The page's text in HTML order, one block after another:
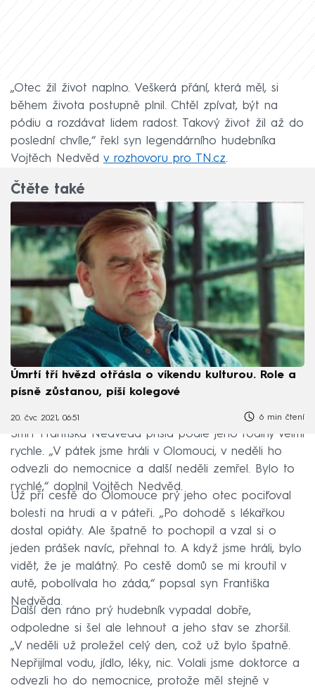
„Otec žil život naplno. Veškerá přání, která měl, si
během života postupně plnil. Chtěl zpívat, být na
pódiu a rozdávat lidem radost. Takový život žil až do
poslední chvíle,“ řekl syn legendárního hudebníka
Vojtěch Nedvěd v rozhovoru pro TN.cz.
Čtěte také
Úmrtí tří hvězd otřásla o víkendu kulturou. Role a
písně zůstanou, píší kolegové
20. čvc 2021, 06:51 6 min čtení
Smrt Františka Nedvěda přišla podle jeho rodiny velmi
rychle. „V pátek jsme hráli v Olomouci, v neděli ho
odvezli do nemocnice a další neděli zemřel. Bylo to
rychlé,“ doplnil Vojtěch Nedvěd.
Už při cestě do Olomouce prý jeho otec pociťoval
bolesti na hrudi a v páteři. „Po dohodě s lékařkou
dostal opiáty. Ale špatně to pochopil a vzal si o
jeden prášek navíc, přehnal to. A když jsme hráli, bylo
vidět, že je malátný. Po cestě domů se mi kroutil v
autě, pobolívala ho záda,“ popsal syn Františka
Nedvěda.
Další den ráno prý hudebník vypadal dobře,
odpoledne si šel ale lehnout a jeho stav se zhoršil.
„V neděli už proležel celý den, což už bylo špatně.
Nepřijímal vodu, jídlo, léky, nic. Volali jsme doktorce a
odvezli ho do nemocnice, protože měl stejně v